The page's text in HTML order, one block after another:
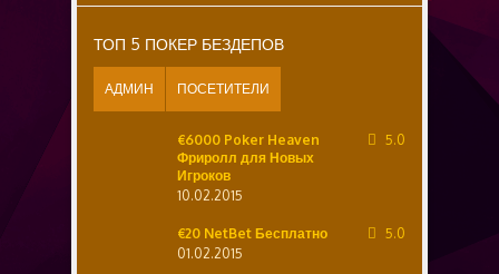
ТОП 5 ПОКЕР БЕЗДЕПОВ
АДМИН ПОСЕТИТЕЛИ
€6000 Poker Heaven
Фриролл для Новых
Игроков
10.02.2015
5.0
€20 NetBet Бесплатно
01.02.2015
5.0